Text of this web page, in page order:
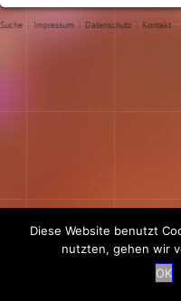
Suche | Impressum | Datenschutz | Kontakt
Diese Website benutzt
nutzten, gehen wir
OK